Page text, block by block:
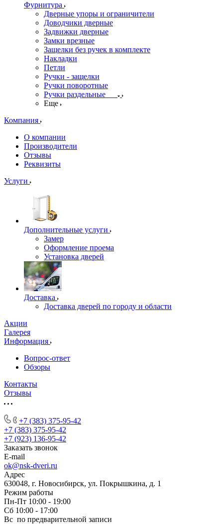
Фурнитура
Дверные упоры и ограничители
Доводчики дверные
Задвижки дверные
Замки врезные
Защелки без ручек в комплекте
Накладки
Петли
Ручки - защелки
Ручки поворотные
Ручки раздельные
Еще
Компания
О компании
Производители
Отзывы
Реквизиты
Услуги
Дополнительные услуги
Замер
Оформление проема
Установка дверей
Доставка
Доставка дверей по городу и области
Акции
Галерея
Информация
Вопрос-ответ
Обзоры
Контакты
Отзывы
+7 (383) 375-95-42
+7 (383) 375-95-42
+7 (923) 136-95-42
Заказать звонок
E-mail
ok@nsk-dveri.ru
Адрес
630048, г. Новосибирск, ул. Покрышкина, д. 1
Режим работы
Пн-Пт 10:00 - 19:00
Сб 10:00 - 17:00
Вс по предварительной записи